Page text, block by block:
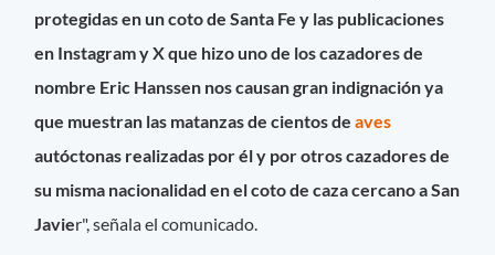
protegidas en un coto de Santa Fe y las publicaciones
en Instagram y X que hizo uno de los cazadores de
nombre Eric Hanssen nos causan gran indignación ya
que muestran las matanzas de cientos deaves
autóctonas realizadas por él y por otros cazadores de
su misma nacionalidad en el coto de caza cercano a San
Javier", señala el comunicado.